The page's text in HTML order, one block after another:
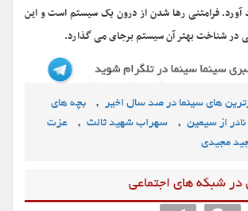
آورد. فرامتنی رها شدن از درون یک سیستم است و این
در شناخت بهتر آن سیستم برجای می گذارد.
های سینما در صد سال اخیر ,
بچه های
از سیمین , سهراب شهید ثالث ,
عزت
مجیدی
در شبکه های اجتماعی